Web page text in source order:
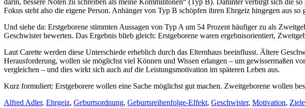
Fokus steht also die eigene Person. Anhänger von Typ B schöpfen ihren Ehrgeiz hingegen aus
Und siehe da: Erstgeborene stimmten Aussagen von Typ A um 54 Prozent häufiger zu als
Geschwister bewerten. Das Ergebnis blieb gleich: Erstgeborene waren ergebnisorientiert,
Laut Carette werden diese Unterschiede erheblich durch das Elternhaus beeinflusst. Ältere
Herausforderung, wollen sie möglichst viel Können und Wissen erlangen – um gewissermaßen
vergleichen – und dies wirkt sich auch auf die Leistungsmotivation im späteren Leben aus.
Kurz formuliert: Erstgeborere wollen eine Sache möglichst gut machen. Zweitgeborene wollen
Alfred Adler, Ehrgeiz, Geburtsordnung, Geburtsreihenfolge-Effekt, Geschwister, Motivation, Ziele